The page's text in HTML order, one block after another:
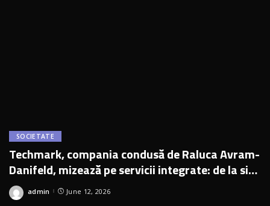
SOCIETATE
Techmark, compania condusă de Raluca Avram-
Danifeld, mizează pe servicii integrate: de la site
și social media la evenimente corporate
Posted
admin June 12, 2026